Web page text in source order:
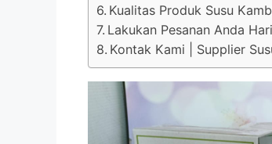
Kualitas Produk Susu
Lakukan Pesanan Anda
Kontak Kami | Supplier